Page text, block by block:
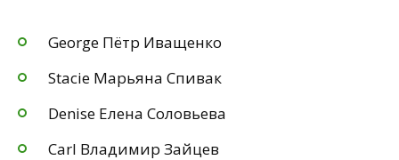
George Пётр Иващенко
Stacie Марьяна Спивак
Denise Елена Соловьева
Carl Владимир Зайцев